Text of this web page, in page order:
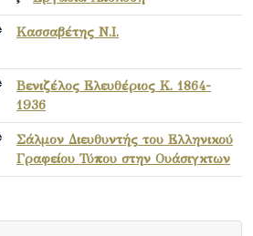
Κασσαβέτης Ν.Ι.
Βενιζέλος Ελευθέριος Κ. 1864-
1936
Σάλμον Διευθυντής του Ελληνικού
Γραφείου Τύπου στην Ουάσιγκτων